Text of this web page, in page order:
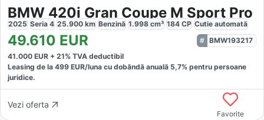
BMW 420i Gran Coupe M Sport Pro
2025 Seria 4 25.900 km Benzină 1.998 cm³ 184 CP Cutie automată
49.610 EUR
BMW193217
41.000 EUR + 21% TVA deductibil
Leasing de la 499 EUR/luna cu dobăndă anuală 5,7% pentru persoane
juridice.
Vezi oferta
Favorite